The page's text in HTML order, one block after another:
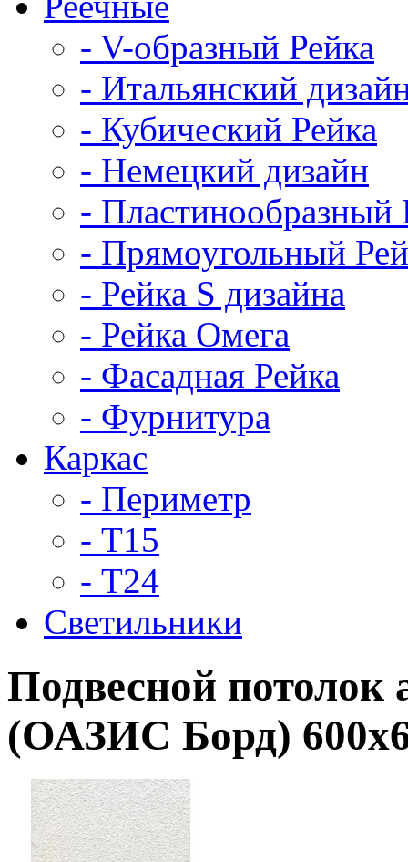
- V-образный Рейка
- Итальянский
- Кубический Рейка
- Немецкий дизайн
- Пластинообразный
- Прямоугольный
- Рейка S дизайна
- Рейка Омега
- Фасадная Рейка
- Фурнитура
Каркас
- Периметр
- Т15
- Т24
Светильники
Подвесной потолок
(ОАЗИС Борд)